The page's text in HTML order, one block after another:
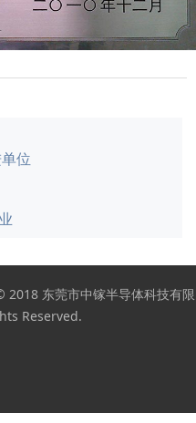
位
东莞市中镓半导体科技有限
Reserved.